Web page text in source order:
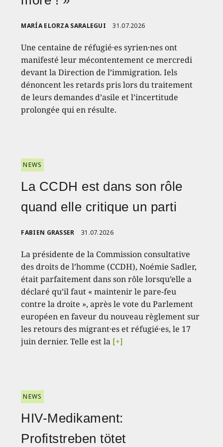
MARÍA ELORZA SARALEGUI 31.07.2026
Une centaine de réfugié·es syrien·nes ont
manifesté leur mécontentement ce mercredi
devant la Direction de l’immigration. Iels
dénoncent les retards pris lors du traitement
de leurs demandes d’asile et l’incertitude
prolongée qui en résulte.
NEWS
La CCDH est dans son rôle
quand elle critique un parti
FABIEN GRASSER 31.07.2026
La présidente de la Commission consultative
des droits de l’homme (CCDH), Noémie Sadler,
était parfaitement dans son rôle lorsqu’elle a
déclaré qu’il faut « maintenir le pare-feu
contre la droite », après le vote du Parlement
européen en faveur du nouveau règlement sur
les retours des migrant·es et réfugié·es, le 17
juin dernier. Telle est la [+]
NEWS
HIV-Medikament:
Profitstreben tötet